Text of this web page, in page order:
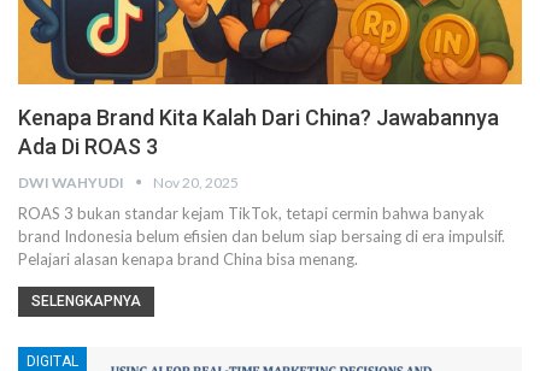
Kenapa Brand Kita Kalah Dari China? Jawabannya
Ada Di ROAS 3
DWI WAHYUDI Nov 20, 2025
ROAS 3 bukan standar kejam TikTok, tetapi cermin bahwa banyak
brand Indonesia belum efisien dan belum siap bersaing di era impulsif.
Pelajari alasan kenapa brand China bisa menang.
SELENGKAPNYA
DIGITAL